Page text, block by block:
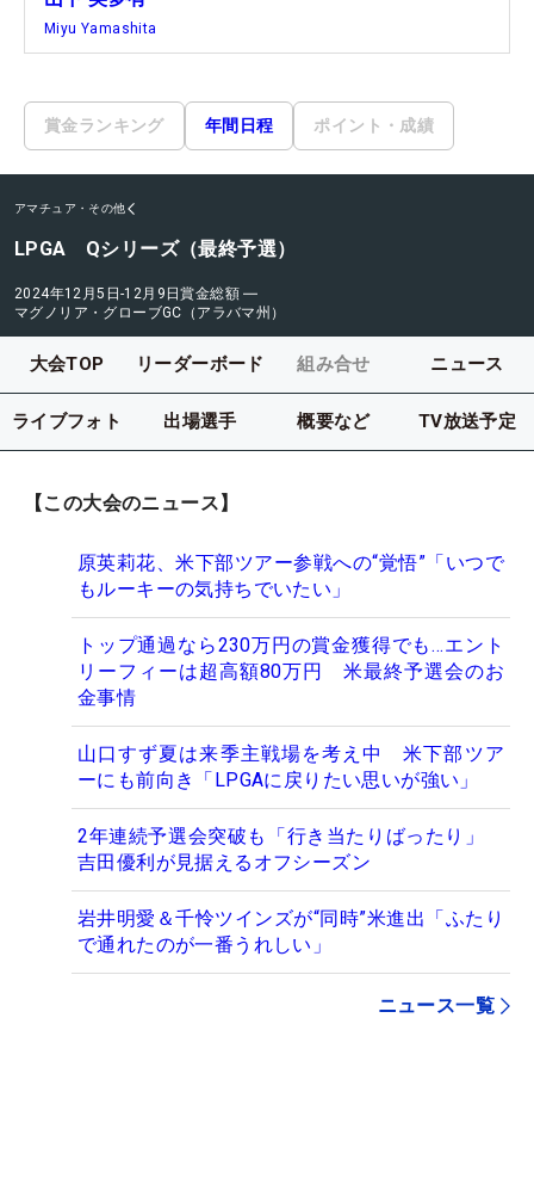
Miyu Yamashita
賞金ランキング 年間日程 ポイント・成績
アマチュア・その他
LPGA Qシリーズ（最終予選）
2024年12月5日-12月9日賞金総額 ―
マグノリア・グローブGC（アラバマ州）
大会TOP リーダーボード 組み合せ ニュース
ライブフォト 出場選手 概要など TV放送予定
【この大会のニュース】
原英莉花、米下部ツアー参戦への“覚悟”「いつで
もルーキーの気持ちでいたい」
トップ通過なら230万円の賞金獲得でも…エント
リーフィーは超高額80万円 米最終予選会のお
金事情
山口すず夏は来季主戦場を考え中 米下部ツア
ーにも前向き「LPGAに戻りたい思いが強い」
2年連続予選会突破も「行き当たりばったり」
吉田優利が見据えるオフシーズン
岩井明愛＆千怜ツインズが“同時”米進出「ふたり
で通れたのが一番うれしい」
ニュース一覧